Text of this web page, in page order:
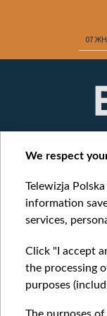
07
We respect
Telewizja
information
services,
Click "I accept
the processing
purposes